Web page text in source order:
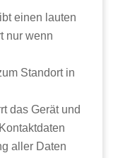
einen lauten
nur wenn
Standort in
das Gerät und
aller Daten